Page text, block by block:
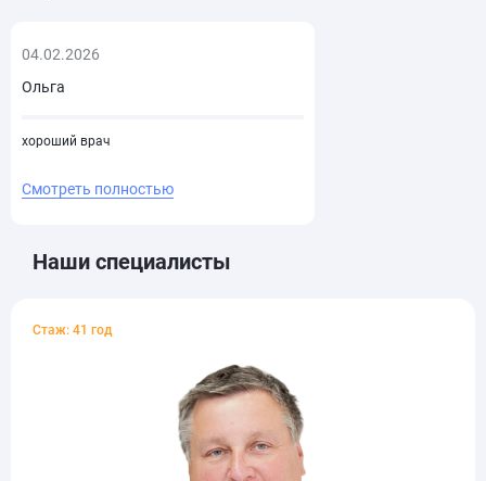
04.02.2026
Ольга
хороший врач
Смотреть полностью
Наши специалисты
Стаж: 41 год